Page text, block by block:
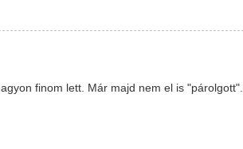
finom lett. Már majd nem el is "párolgott".